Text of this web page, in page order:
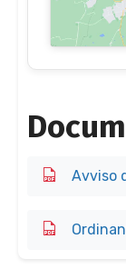
Avviso